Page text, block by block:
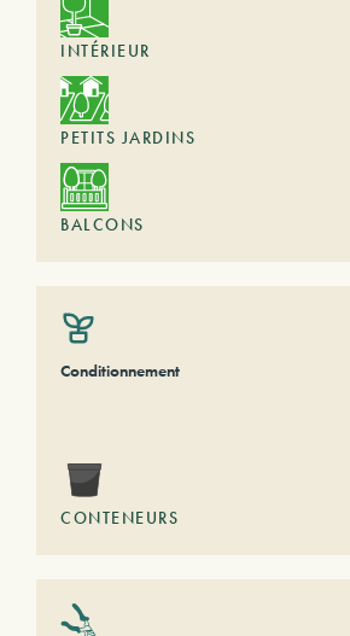
INTÉRIEUR
PETITS JARDINS
BALCONS
Conditionnement
CONTENEURS